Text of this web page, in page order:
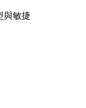
與敏捷